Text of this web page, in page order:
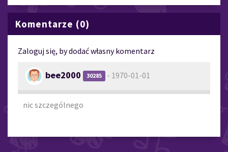
Komentarze (0)
Zaloguj się, by dodać własny komentarz
bee2000 30285 - 1970-01-01
nic szczególnego